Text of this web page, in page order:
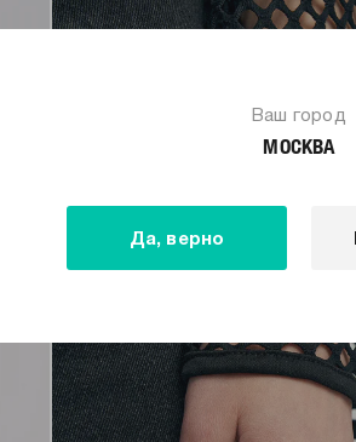
Ваш город
МОСКВА
Да, верно